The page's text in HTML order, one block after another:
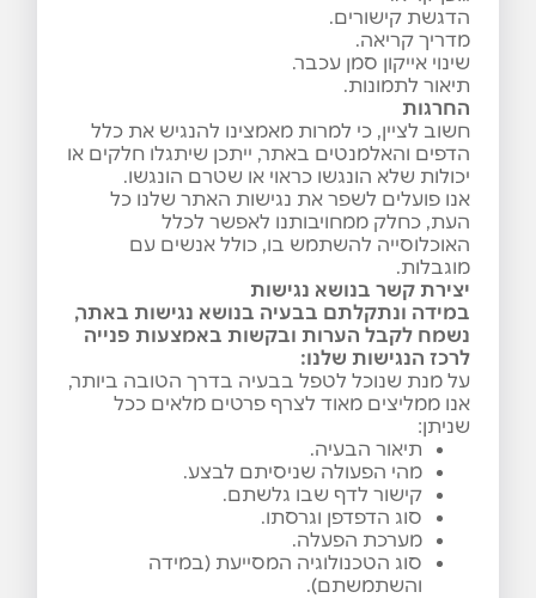
הדגשת קישורים.
מדריך קריאה.
שינוי אייקון סמן עכבר.
תיאור לתמונות.
החרגות
חשוב לציין, כי למרות מאמצינו להנגיש את כלל
הדפים והאלמנטים באתר, ייתכן שיתגלו חלקים או
יכולות שלא הונגשו כראוי או שטרם הונגשו.
אנו פועלים לשפר את נגישות האתר שלנו כל
העת, כחלק ממחויבותנו לאפשר לכלל
האוכלוסייה להשתמש בו, כולל אנשים עם
מוגבלות.
יצירת קשר בנושא נגישות
במידה ונתקלתם בבעיה בנושא נגישות באתר,
נשמח לקבל הערות ובקשות באמצעות פנייה
לרכז הנגישות שלנו:
על מנת שנוכל לטפל בבעיה בדרך הטובה ביותר,
אנו ממליצים מאוד לצרף פרטים מלאים ככל
שניתן:
תיאור הבעיה.
מהי הפעולה שניסיתם לבצע.
קישור לדף שבו גלשתם.
סוג הדפדפן וגרסתו.
מערכת הפעלה.
סוג הטכנולוגיה המסייעת (במידה
והשתמשתם).